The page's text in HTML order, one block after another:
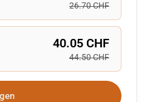
26.70 CHF
40.05 CHF
44.50 CHF